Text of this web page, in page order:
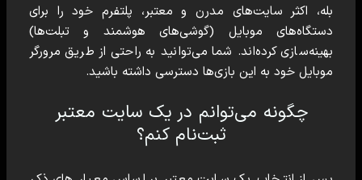
بله، اکثر سایت‌های مدرن و معتبر، پلتفرم خود را برای
دستگاه‌های موبایل (گوشی‌های هوشمند و تبلت‌ها)
بهینه‌سازی کرده‌اند. شما می‌توانید به راحتی از طریق مرورگر
موبایل خود به این بازی‌ها دسترسی داشته باشید.
چگونه می‌توانم در یک سایت معتبر
ثبت‌نام کنم؟